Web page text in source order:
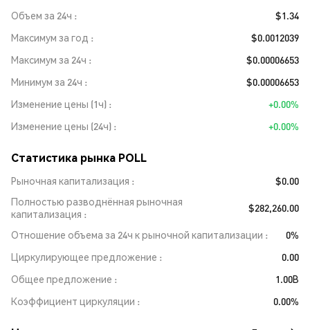
Объем за 24ч
$1.34
Максимум за год
$0.0012039
Максимум за 24ч
$0.00006653
Минимум за 24ч
$0.00006653
Изменение цены (1ч)
+0.00%
Изменение цены (24ч)
+0.00%
Статистика рынка POLL
Рыночная капитализация
$0.00
Полностью разводнённая рыночная
капитализация
$282,260.00
Отношение объема за 24ч к рыночной капитализации
0%
Циркулирующее предложение
0.00
Общее предложение
1.00B
Коэффициент циркуляции
0.00%